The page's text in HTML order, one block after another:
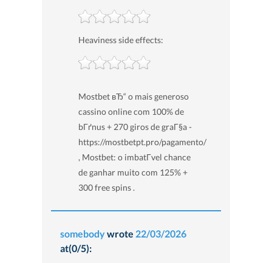
Heaviness side effects:
Mostbet вЂ“ o mais generoso
cassino online com 100% de
bГґnus + 270 giros de graГ§a -
https://mostbetpt.pro/pagamento/
, Mostbet: o imbatГ­vel chance
de ganhar muito com 125% +
300 free spins .
somebodywrote 22/03/2026
at(0/5):